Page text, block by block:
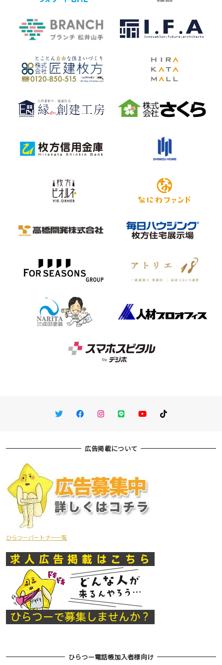
TwitterFacebookInstagram
LINE You TubeTikTok
広告掲載について
ひらつーパートナー一覧
ひらつー電話帳加入者様向け